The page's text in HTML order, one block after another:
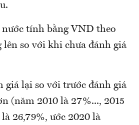
nước tính bằng VND theo
lên so với khi chưa đánh giá
giá lại so với trước đánh giá
(năm 2010 là 27%..., 2015
26,79%, ước 2020 là